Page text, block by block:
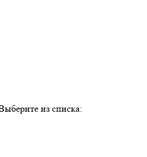
из списка: